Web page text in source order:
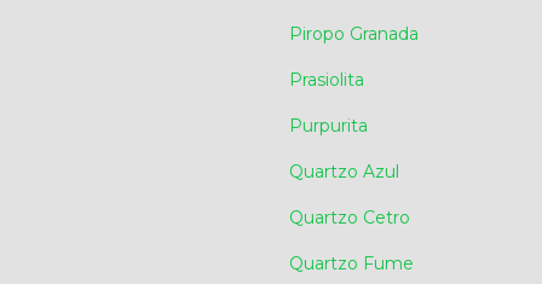
Piropo Granada
Prasiolita
Purpurita
Quartzo Azul
Quartzo Cetro
Quartzo Fume